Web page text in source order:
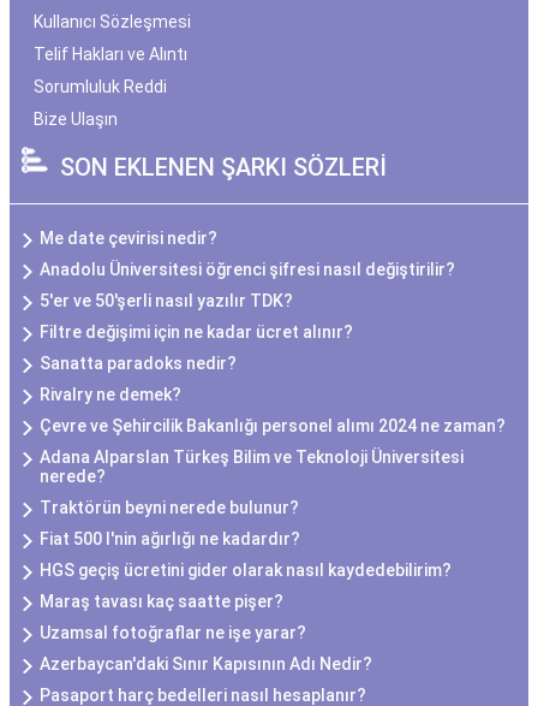
Kullanıcı Sözleşmesi
Telif Hakları ve Alıntı
Sorumluluk Reddi
Bize Ulaşın
SON EKLENEN ŞARKI SÖZLERİ
Me date çevirisi nedir?
Anadolu Üniversitesi öğrenci şifresi nasıl değiştirilir?
5'er ve 50'şerli nasıl yazılır TDK?
Filtre değişimi için ne kadar ücret alınır?
Sanatta paradoks nedir?
Rivalry ne demek?
Çevre ve Şehircilik Bakanlığı personel alımı 2024 ne zaman?
Adana Alparslan Türkeş Bilim ve Teknoloji Üniversitesi
nerede?
Traktörün beyni nerede bulunur?
Fiat 500 l'nin ağırlığı ne kadardır?
HGS geçiş ücretini gider olarak nasıl kaydedebilirim?
Maraş tavası kaç saatte pişer?
Uzamsal fotoğraflar ne işe yarar?
Azerbaycan'daki Sınır Kapısının Adı Nedir?
Pasaport harç bedelleri nasıl hesaplanır?